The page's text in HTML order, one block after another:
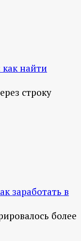
найти
строку
заработать в
более